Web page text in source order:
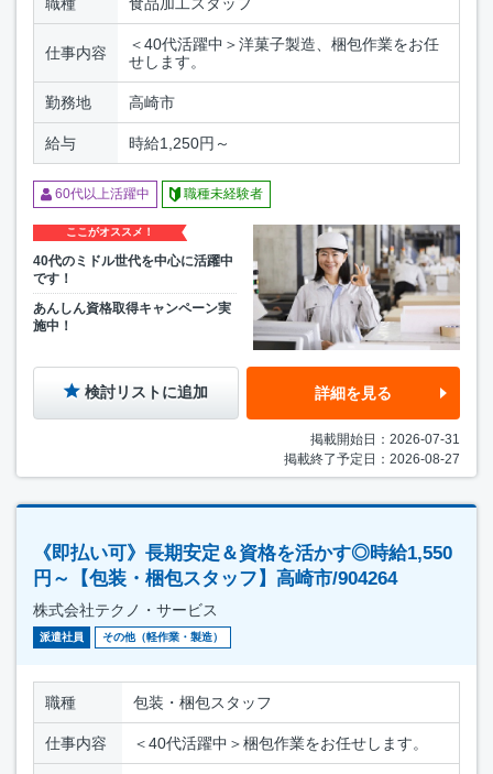
仕事内容
＜40代活躍中＞洋菓子製造、梱包作業をお任
せします。
勤務地 高崎市
給与 時給1,250円～
60代以上活躍中 職種未経験者
ここがオススメ！
40代のミドル世代を中心に活躍中
です！
あんしん資格取得キャンペーン実
施中！
検討リストに追加 詳細を見る
掲載開始日：2026-07-31
掲載終了予定日：2026-08-27
《即払い可》長期安定＆資格を活かす◎時給1,550
円～【包装・梱包スタッフ】高崎市/904264
株式会社テクノ・サービス
派遣社員 その他（軽作業・製造）
職種 包装・梱包スタッフ
仕事内容 ＜40代活躍中＞梱包作業をお任せします。